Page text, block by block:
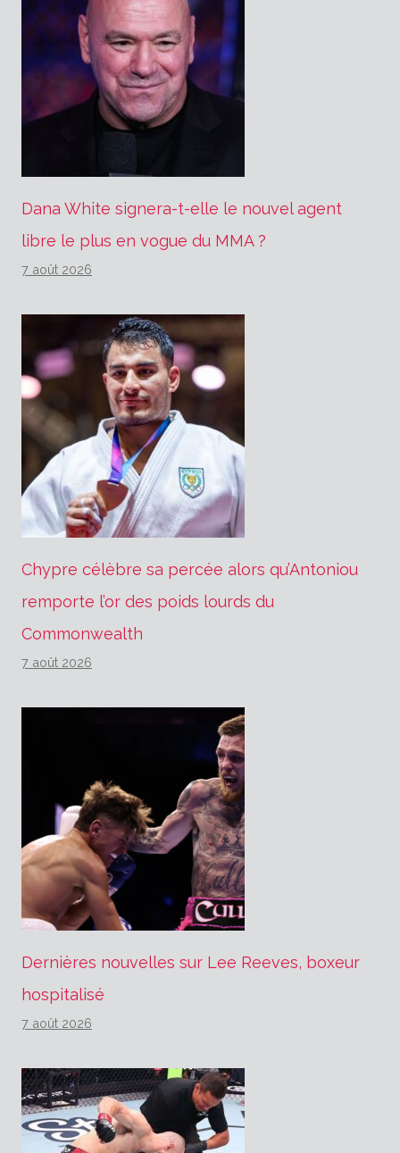
Dana White signera-t-elle le nouvel agent
libre le plus en vogue du MMA ?
7 août 2026
Chypre célèbre sa percée alors qu’Antoniou
remporte l’or des poids lourds du
Commonwealth
7 août 2026
Dernières nouvelles sur Lee Reeves, boxeur
hospitalisé
7 août 2026